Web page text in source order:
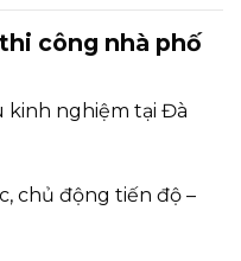
công nhà phố
kinh nghiệm tại Đà
chủ động tiến độ –